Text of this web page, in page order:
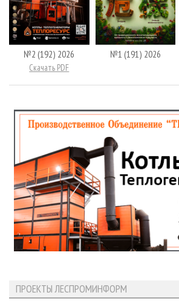
№2 (192) 2026
Скачать PDF
№1 (191) 2026
ПРОЕКТЫ ЛЕСПРОМИНФОРМ